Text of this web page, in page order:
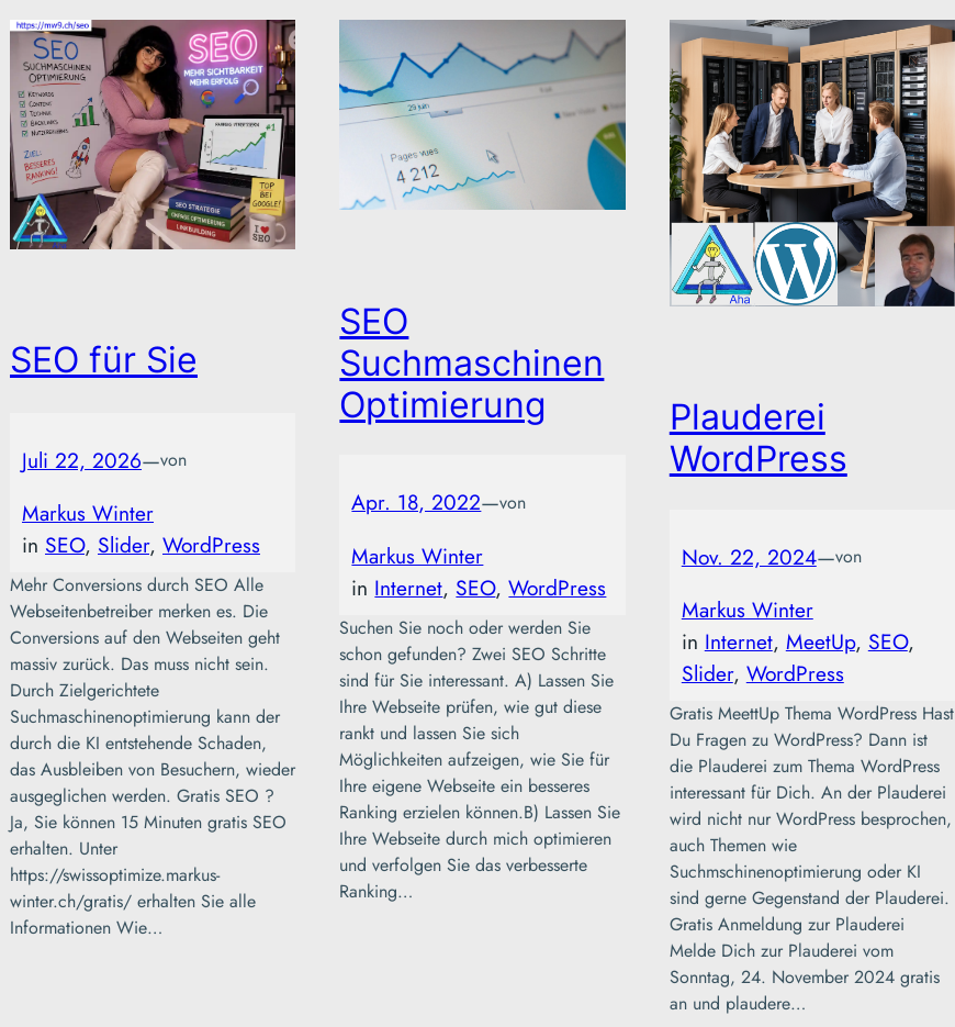
SEO für Sie
Juli 22, 2026—von
Markus Winter
in SEO, Slider, WordPress
Mehr Conversions durch SEO Alle
Webseitenbetreiber merken es. Die
Conversions auf den Webseiten geht
massiv zurück. Das muss nicht sein.
Durch Zielgerichtete
Suchmaschinenoptimierung kann der
durch die KI entstehende Schaden,
das Ausbleiben von Besuchern, wieder
ausgeglichen werden. Gratis SEO ?
Ja, Sie können 15 Minuten gratis SEO
erhalten. Unter
https://swissoptimize.markus-
winter.ch/gratis/ erhalten Sie alle
Informationen Wie…
SEO
Suchmaschinen
Optimierung
Apr. 18, 2022—von
Markus Winter
in Internet, SEO, WordPress
Suchen Sie noch oder werden Sie
schon gefunden? Zwei SEO Schritte
sind für Sie interessant. A) Lassen Sie
Ihre Webseite prüfen, wie gut diese
rankt und lassen Sie sich
Möglichkeiten aufzeigen, wie Sie für
Ihre eigene Webseite ein besseres
Ranking erzielen können.B) Lassen Sie
Ihre Webseite durch mich optimieren
und verfolgen Sie das verbesserte
Ranking…
Plauderei
WordPress
Nov. 22, 2024—von
Markus Winter
in Internet, MeetUp, SEO
Slider, WordPress
Gratis MeettUp Thema WordPress Hast
Du Fragen zu WordPress? Dann ist
die Plauderei zum Thema WordPress
interessant für Dich. An der Plauderei
wird nicht nur WordPress besprochen,
auch Themen wie
Suchmschinenoptimierung oder KI
sind gerne Gegenstand der Plauderei.
Gratis Anmeldung zur Plauderei
Melde Dich zur Plauderei vom
Sonntag, 24. November 2024 gratis
an und plaudere…
ESSEN & TRINKEN
Grotto Pescatori –
SLIDER WORDPRESS
SEO für Sie
/ 22. Juli 2026
Mehr Conversions durch
Webseitenbetreiber